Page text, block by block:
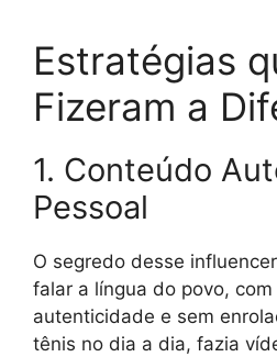
Estratégias
Fizeram a
1. Conteúdo
Pessoal
O segredo desse
falar a língua do povo,
autenticidade e sem
tênis no dia a dia, fazia